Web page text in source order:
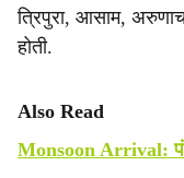
त्रिपुरा, आसाम,
होती.
Also Read
Monsoon Arrival: